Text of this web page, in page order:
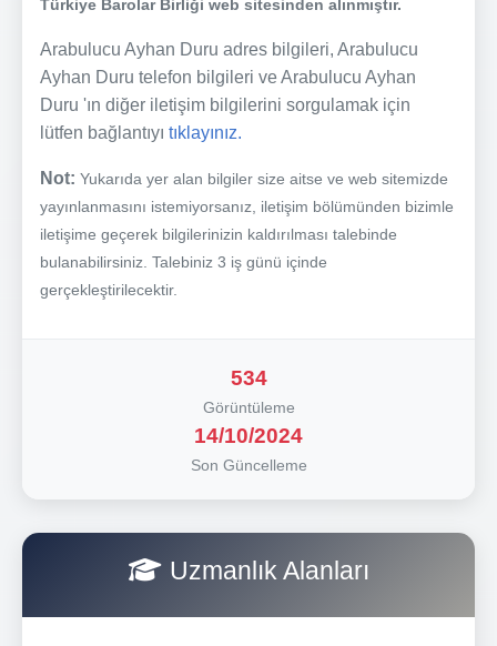
Türkiye Barolar Birliği web sitesinden alınmıştır.
Arabulucu Ayhan Duru adres bilgileri, Arabulucu
Ayhan Duru telefon bilgileri ve Arabulucu Ayhan
Duru 'ın diğer iletişim bilgilerini sorgulamak için
lütfen bağlantıyı tıklayınız.
Not: Yukarıda yer alan bilgiler size aitse ve web sitemizde
yayınlanmasını istemiyorsanız, iletişim bölümünden bizimle
iletişime geçerek bilgilerinizin kaldırılması talebinde
bulanabilirsiniz. Talebiniz 3 iş günü içinde
gerçekleştirilecektir.
534
Görüntüleme
14/10/2024
Son Güncelleme
Uzmanlık Alanları